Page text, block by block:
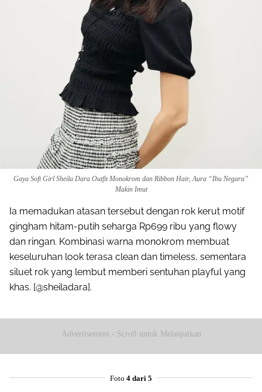
Gaya Soft Girl Sheila Dara Outfit Monokrom dan Ribbon Hair, Aura “Ibu Negara”
Makin Imut
Ia memadukan atasan tersebut dengan rok kerut motif
gingham hitam-putih seharga Rp699 ribu yang flowy
dan ringan. Kombinasi warna monokrom membuat
keseluruhan look terasa clean dan timeless, sementara
siluet rok yang lembut memberi sentuhan playful yang
khas. [@sheiladara].
Advertisement - Scroll untuk Melanjutkan
Foto 4 dari 5